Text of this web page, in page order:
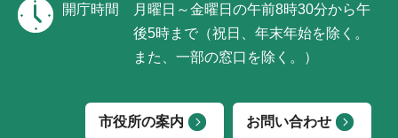
開庁時間
月曜日～金曜日の午前8時30分から午
後5時まで（祝日、年末年始を除く。
また、一部の窓口を除く。）
市役所の案内 お問い合わせ